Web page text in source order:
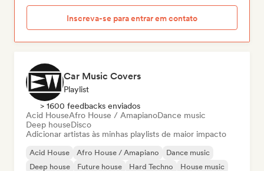
Inscreva-se para entrar em contato
Car Music Covers
Playlist
> 1600 feedbacks enviados
Acid HouseAfro House / AmapianoDance music
Deep houseDisco
Adicionar artistas às minhas playlists de maior impacto
Acid House Afro House / Amapiano
Dance music
Deep house
Future house Hard Techno
House music